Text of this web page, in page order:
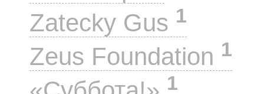
Zatecky Gus 1
Zeus Foundation 1
1